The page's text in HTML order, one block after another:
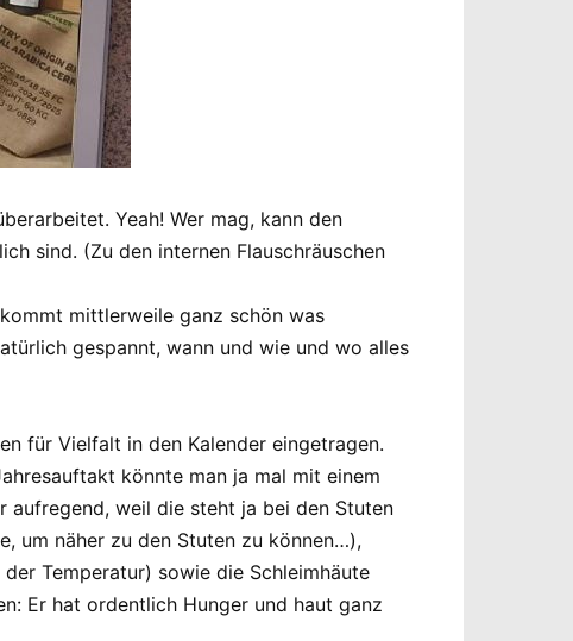
Yeah! Wer mag, kann den
sind. (Zu den internen Flauschräuschen
mittlerweile ganz schön was
gespannt, wann und wie und wo alles
für Vielfalt in den Kalender eingetragen.
könnte man ja mal mit einem
aufregend, weil die steht ja bei den Stuten
um näher zu den Stuten zu können…),
Temperatur) sowie die Schleimhäute
Er hat ordentlich Hunger und haut ganz